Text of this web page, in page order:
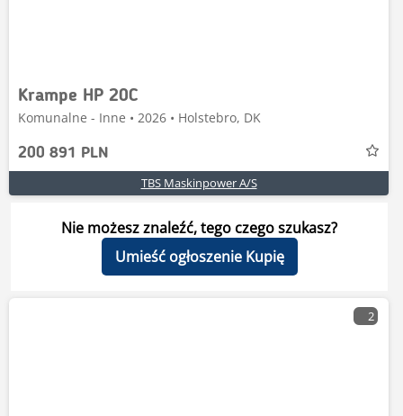
Krampe HP 20C
Komunalne - Inne • 2026 • Holstebro, DK
200 891 PLN
TBS Maskinpower A/S
Nie możesz znaleźć, tego czego szukasz?
Umieść ogłoszenie Kupię
2